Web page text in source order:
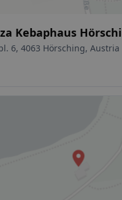
Kebaphaus
6, 4063 Hörsching, Austria